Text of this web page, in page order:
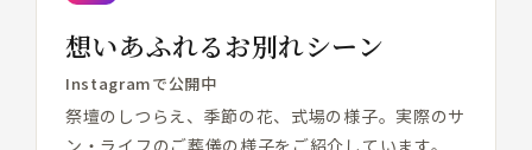
想いあふれるお別れシーン
Instagramで公開中
祭壇のしつらえ、季節の花、式場の様子。実際のサ
ン・ライフのご葬儀の様子をご紹介しています。